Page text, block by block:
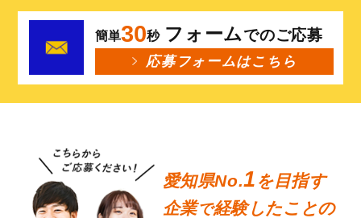
簡単30秒 フォームでのご応募
応募フォームはこちら
愛知県No.1 を目指す
企業で経験したことの